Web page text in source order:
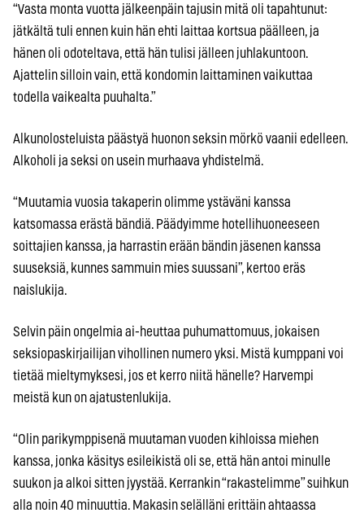
“Vasta monta vuotta jälkeenpäin tajusin mitä oli tapahtunut:
jätkältä tuli ennen kuin hän ehti laittaa kortsua päälleen, ja
hänen oli odoteltava, että hän tulisi jälleen juhlakuntoon.
Ajattelin silloin vain, että kondomin laittaminen vaikuttaa
todella vaikealta puuhalta.”
Alkunolosteluista päästyä huonon seksin mörkö vaanii edelleen.
Alkoholi ja seksi on usein murhaava yhdistelmä.
“Muutamia vuosia takaperin olimme ystäväni kanssa
katsomassa erästä bändiä. Päädyimme hotellihuoneeseen
soittajien kanssa, ja harrastin erään bändin jäsenen kanssa
suuseksiä, kunnes sammuin mies suussani”, kertoo eräs
naislukija.
Selvin päin ongelmia ai-heuttaa puhumattomuus, jokaisen
seksiopaskirjailijan vihollinen numero yksi. Mistä kumppani voi
tietää mieltymyksesi, jos et kerro niitä hänelle? Harvempi
meistä kun on ajatustenlukija.
“Olin parikymppisenä muutaman vuoden kihloissa miehen
kanssa, jonka käsitys esileikistä oli se, että hän antoi minulle
suukon ja alkoi sitten jyystää. Kerrankin “rakastelimme” suihkun
alla noin 40 minuuttia. Makasin selälläni erittäin ahtaassa